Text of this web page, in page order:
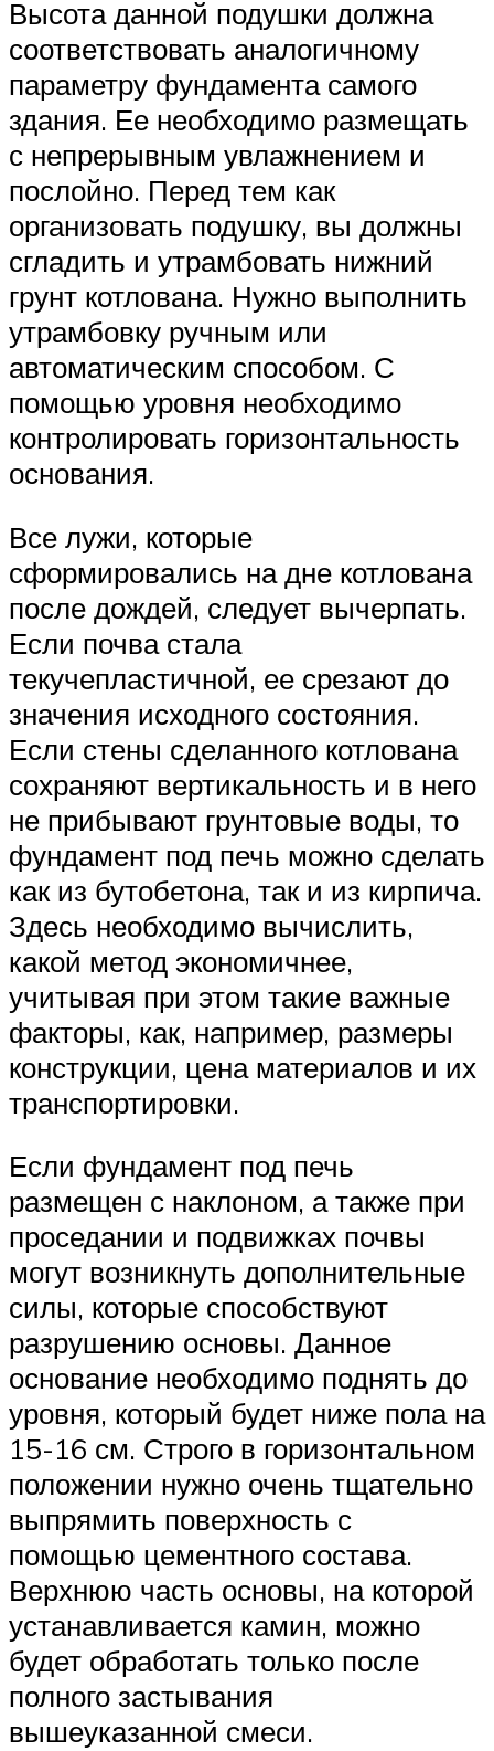
Высота данной подушки должна
соответствовать аналогичному
параметру фундамента самого
здания. Ее необходимо размещать
с непрерывным увлажнением и
послойно. Перед тем как
организовать подушку, вы должны
сгладить и утрамбовать нижний
грунт котлована. Нужно выполнить
утрамбовку ручным или
автоматическим способом. С
помощью уровня необходимо
контролировать горизонтальность
основания.
Все лужи, которые
сформировались на дне котлована
после дождей, следует вычерпать.
Если почва стала
текучепластичной, ее срезают до
значения исходного состояния.
Если стены сделанного котлована
сохраняют вертикальность и в него
не прибывают грунтовые воды, то
фундамент под печь можно сделать
как из бутобетона, так и из кирпича.
Здесь необходимо вычислить,
какой метод экономичнее,
учитывая при этом такие важные
факторы, как, например, размеры
конструкции, цена материалов и их
транспортировки.
Если фундамент под печь
размещен с наклоном, а также при
проседании и подвижках почвы
могут возникнуть дополнительные
силы, которые способствуют
разрушению основы. Данное
основание необходимо поднять до
уровня, который будет ниже пола на
15-16 см. Строго в горизонтальном
положении нужно очень тщательно
выпрямить поверхность с
помощью цементного состава.
Верхнюю часть основы, на которой
устанавливается камин, можно
будет обработать только после
полного застывания
вышеуказанной смеси.